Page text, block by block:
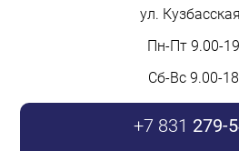
ул.
Пн-Пт 9.00-
Сб-Вс 9.00-
+7 831 279-